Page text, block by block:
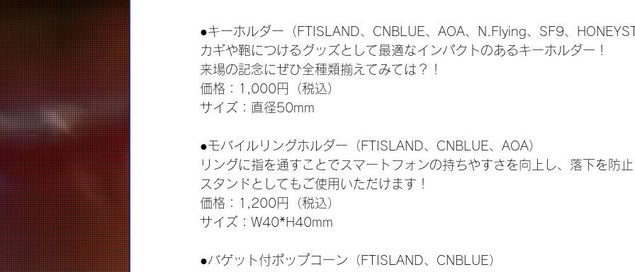
●キーホルダー（FTISLAND、CNBLUE、AOA、N.Flying、SF9、
カギや鞄につけるグッズとして最適なインパクトのあるキーホルダー！
来場の記念にぜひ全種類揃えてみては？！
価格：1,000円（税込）
サイズ：直径50mm
●モバイルリングホルダー（FTISLAND、CNBLUE、AOA）
リングに指を通すことでスマートフォンの持ちやすさを向上し、落下を防
スタンドとしてもご使用いただけます！
価格：1,200円（税込）
サイズ：W40*H40mm
●バゲット付ポップコーン（FTISLAND、CNBLUE）